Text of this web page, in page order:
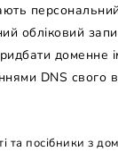
обліковий
доменне
DNS свого
та посібники з